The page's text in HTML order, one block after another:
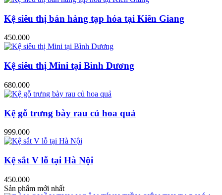
Kệ siêu thị bán hàng tạp hóa tại Kiên Giang
450.000
Kệ siêu thị Mini tại Bình Dương
680.000
Kệ gỗ trưng bày rau củ hoa quả
999.000
Kệ sắt V lỗ tại Hà Nội
450.000
Sản phẩm mới nhất